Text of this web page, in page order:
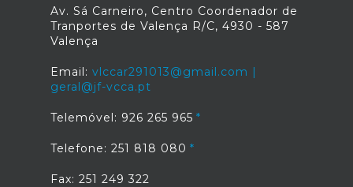
Av. Sá Carneiro, Centro Coordenador de
Tranportes de Valença R/C, 4930 - 587
Valença
Email: vlccar291013@gmail.com |
geral@jf-vcca.pt
Telemóvel: 926 265 965
Telefone: 251 818 080
Fax: 251 249 322